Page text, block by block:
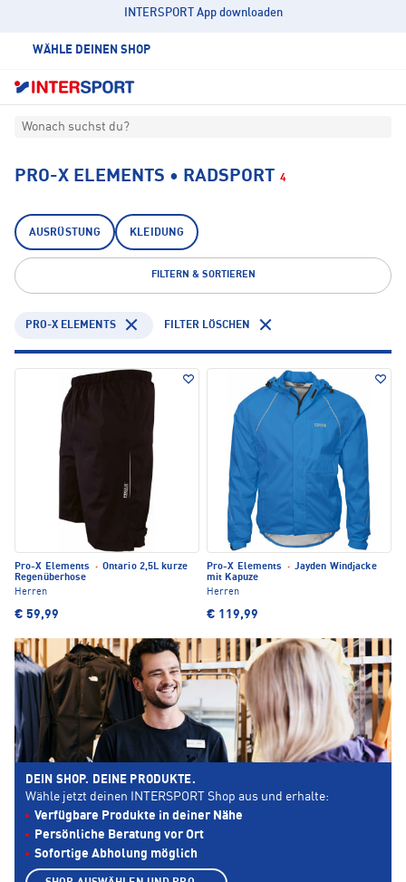
INTERSPORT App downloaden
WÄHLE DEINEN SHOP
Wonach suchst du?
PRO-X ELEMENTS • RADSPORT 4
AUSRÜSTUNG KLEIDUNG
FILTERN & SORTIEREN
PRO-X ELEMENTS FILTER LÖSCHEN
Pro-X Elements · Ontario 2,5L kurze
Regenüberhose
Herren
€ 59,99
Pro-X Elements · Jayden Windjacke
mit Kapuze
Herren
€ 119,99
DEIN SHOP. DEINE PRODUKTE.
Wähle jetzt deinen INTERSPORT Shop aus und erhalte:
Verfügbare Produkte in deiner Nähe
Persönliche Beratung vor Ort
Sofortige Abholung möglich